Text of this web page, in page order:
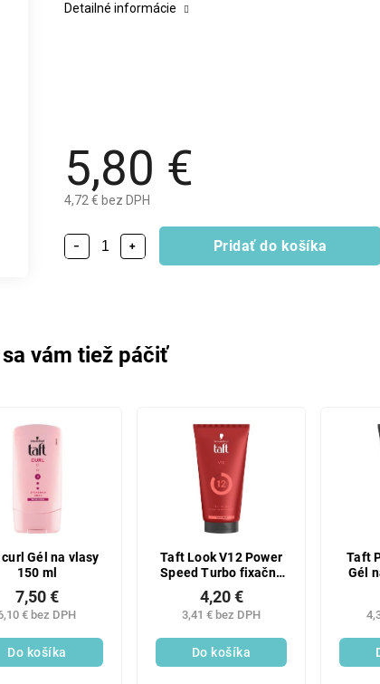
5,80 €
4,72 € bez DPH
+
− Pridať do košíka
Detailné informácie
vám tiež páčiť
Gél na vlasy
150 ml
€ bez DPH
7,50 €
Do košíka
Taft Look V12 Power
Speed Turbo fixačný
gél na vlasy 150 ml
3,41 € bez DPH
4,20 €
Do košíka
Taft
Gél